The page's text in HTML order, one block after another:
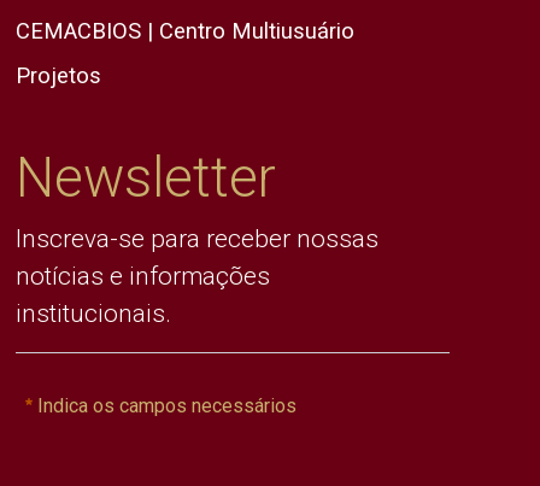
CEMACBIOS | Centro Multiusuário
Projetos
Newsletter
Inscreva-se para receber nossas
notícias e informações
institucionais.
Indica os campos necessários